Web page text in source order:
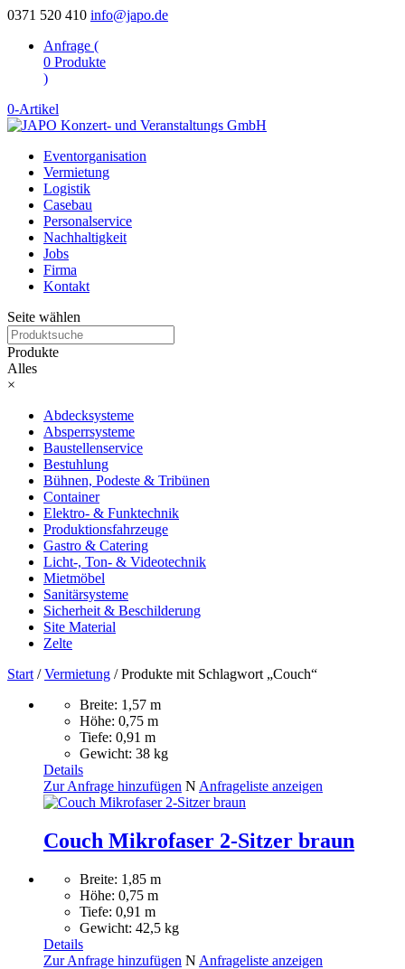
0371 520 410 info@japo.de
Anfrage (
0 Produkte
)
0-Artikel
Eventorganisation
Vermietung
Logistik
Casebau
Personalservice
Nachhaltigkeit
Jobs
Firma
Kontakt
Seite wählen
Produkte
Alles
×
Abdecksysteme
Absperrsysteme
Baustellenservice
Bestuhlung
Bühnen, Podeste & Tribünen
Container
Elektro- & Funktechnik
Produktionsfahrzeuge
Gastro & Catering
Licht-, Ton- & Videotechnik
Mietmöbel
Sanitärsysteme
Sicherheit & Beschilderung
Site Material
Zelte
Start /Vermietung / Produkte mit Schlagwort „Couch“
Breite: 1,57 m
Höhe: 0,75 m
Tiefe: 0,91 m
Gewicht: 38 kg
Details
Zur Anfrage hinzufügen N Anfrageliste anzeigen
Couch Mikrofaser 2-Sitzer braun
Breite: 1,85 m
Höhe: 0,75 m
Tiefe: 0,91 m
Gewicht: 42,5 kg
Details
Zur Anfrage hinzufügen N Anfrageliste anzeigen